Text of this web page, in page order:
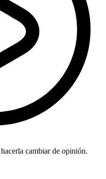
cambiar de opinión.